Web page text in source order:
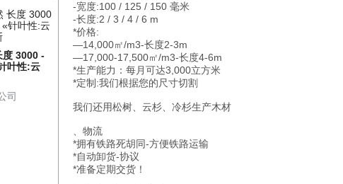
度 3000 -
叶性:云
司
-宽度:100 / 125 / 150 毫米
-长度:2 / 3 / 4 / 6 m
*价格:
—14,000㎡/m3-长度2-3m
—17,000-17,500㎡/m3-长度4-6m
*生产能力：每月可达3,000立方米
*定制:我们根据您的尺寸切割
我们还用松树、云杉、冷杉生产木材
、物流
*拥有铁路死胡同-方便铁路运输
*自动卸货-协议
*准备定期交货！